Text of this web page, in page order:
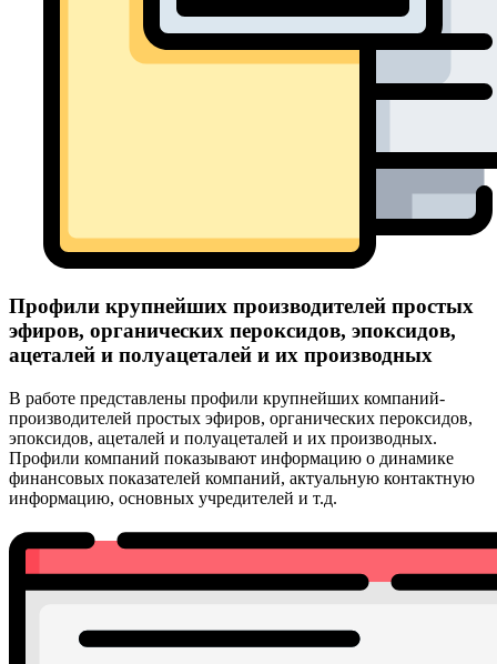
Профили крупнейших производителей простых
эфиров, органических пероксидов, эпоксидов,
ацеталей и полуацеталей и их производных
В работе представлены профили крупнейших компаний-
производителей простых эфиров, органических пероксидов,
эпоксидов, ацеталей и полуацеталей и их производных.
Профили компаний показывают информацию о динамике
финансовых показателей компаний, актуальную контактную
информацию, основных учредителей и т.д.